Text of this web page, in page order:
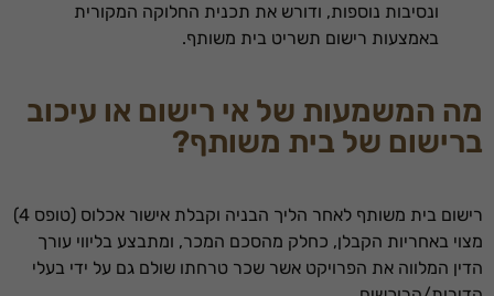
ונסיבות נוספות, ודורש את תכנית החלוקה המקורית
באמצעות רישום תשריט בית משותף.
מה המשמעות של אי רישום או עיכוב
ברישום של בית משותף?
רישום בית משותף לאחר הליך הבניה וקבלת אישור אכלוס (טופס 4)
מצוי באחריות הקבלן, כחלק מהסכם המכר, ומתבצע בליווי עורך
הדין המלווה את הפרויקט אשר שכר טרחתו שולם גם על ידי בעלי